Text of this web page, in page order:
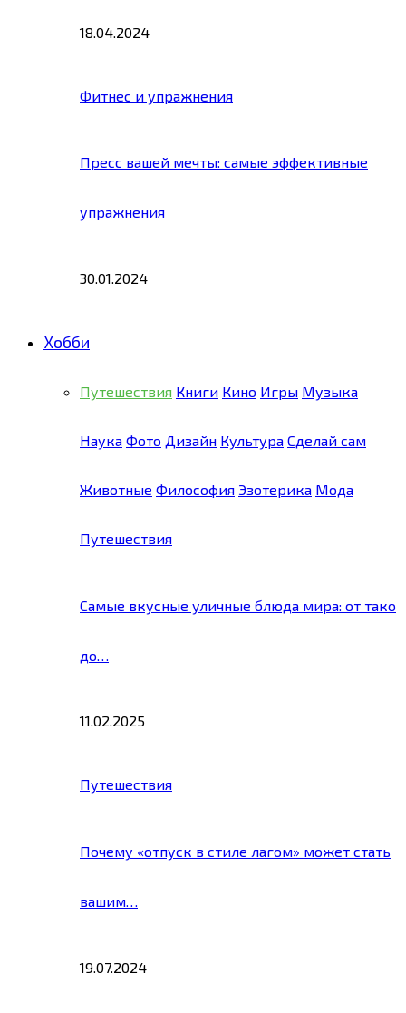
18.04.2024
Фитнес и упражнения
Пресс вашей мечты: самые эффективные
упражнения
30.01.2024
Хобби
Путешествия Книги Кино Игры Музыка
Наука Фото Дизайн Культура Сделай сам
Животные Философия Эзотерика Мода
Путешествия
Самые вкусные уличные блюда мира: от тако
до…
11.02.2025
Путешествия
Почему «отпуск в стиле лагом» может стать
вашим…
19.07.2024